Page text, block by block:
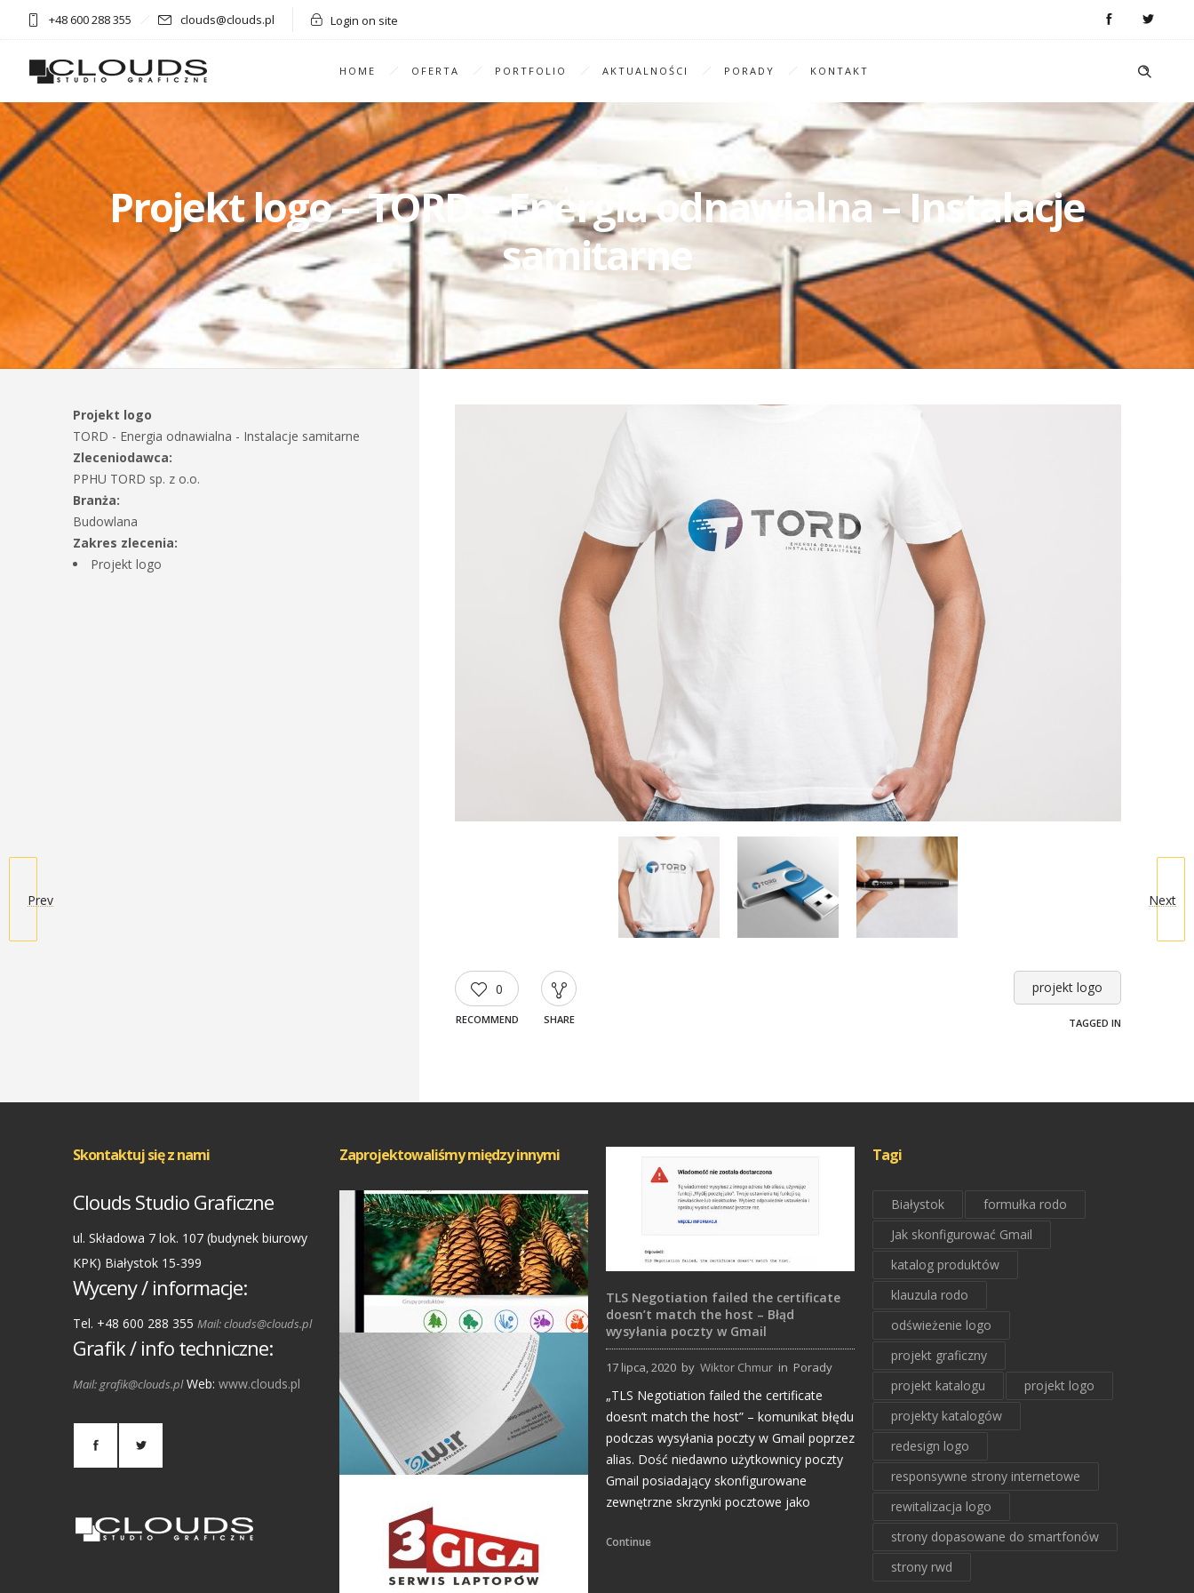
+48 600 288 355 clouds@clouds.pl Login on site
HOME OFERTA PORTFOLIO AKTUALNOŚCI PORADY KONTAKT
Projekt logo – TORD – Energia odnawialna – Instalacje
samitarne
Prev Next
0
RECOMMEND SHARE
projekt logo
TAGGED IN
Projekt logo
TORD - Energia odnawialna - Instalacje samitarne
Zleceniodawca:
PPHU TORD sp. z o.o.
Branża:
Budowlana
Zakres zlecenia:
Projekt logo
Skontaktuj się z nami
Clouds Studio Graficzne
ul. Składowa 7 lok. 107 (budynek biurowy
KPK) Białystok 15-399
Wyceny / informacje:
Tel. +48 600 288 355 Mail: clouds@clouds.pl
Grafik / info techniczne:
Mail: grafik@clouds.plWeb: www.clouds.pl
Zaprojektowaliśmy między innymi
TLS Negotiation failed the certificate
doesn’t match the host – Błąd
wysyłania poczty w Gmail
17 lipca, 2020 by Wiktor Chmur in Porady
„TLS Negotiation failed the certificate
doesn’t match the host” – komunikat błędu
podczas wysyłania poczty w Gmail poprzez
alias. Dość niedawno użytkownicy poczty
Gmail posiadający skonfigurowane
zewnętrzne skrzynki pocztowe jako
Continue
Tagi
Białystok
formułka rodo
Jak skonfigurować Gmail
katalog produktów
klauzula rodo
odświeżenie logo
projekt graficzny
projekt katalogu
projekt logo
projekty katalogów
redesign logo
responsywne strony internetowe
rewitalizacja logo
strony dopasowane do smartfonów
strony rwd